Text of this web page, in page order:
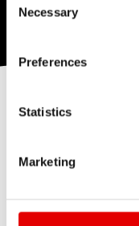
Necessary
Preferences
Statistics
Marketing
特徴とする
している